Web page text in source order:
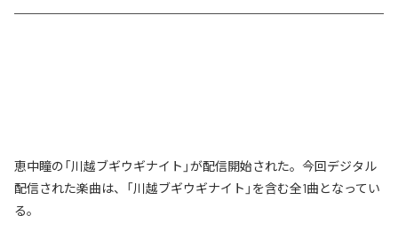
恵中瞳の「川越ブギウギナイト」が配信開始された。今回デジタル
配信された楽曲は、「川越ブギウギナイト」を含む全1曲となってい
る。